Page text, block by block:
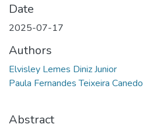
Date
2025-07-17
Authors
Elvisley Lemes Diniz Junior
Paula Fernandes Teixeira Canedo
Abstract